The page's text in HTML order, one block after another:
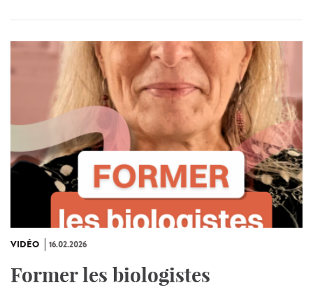
VIDÉO 16.02.2026
Former les biologistes